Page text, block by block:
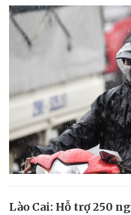
Lào Cai: Hỗ trợ 250